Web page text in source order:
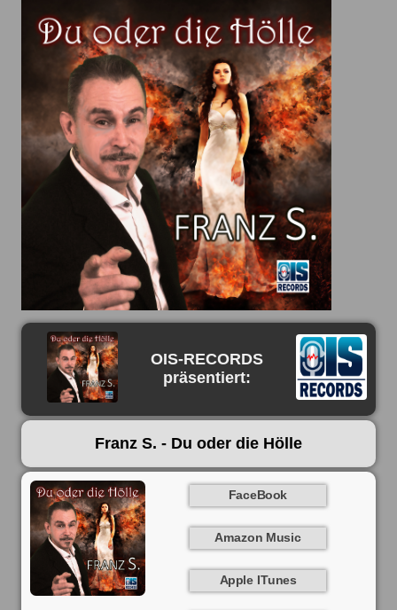
OIS-RECORDS
präsentiert:
Franz S. - Du oder die Hölle
FaceBook
Amazon Music
Apple ITunes